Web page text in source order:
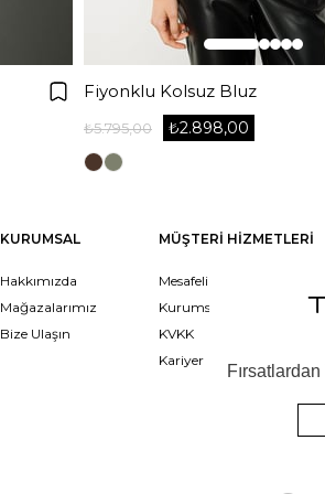
Fiyonklu Kolsuz Bluz
₺2.898,00
₺5.795,00
KURUMSAL
Hakkımızda
Mağazalarımız
Bize Ulaşın
MÜŞTERİ HİZMETLERİ
Mesafeli Satış Sözleşmesi
Kurumsal Satış
KVKK
Kariyer